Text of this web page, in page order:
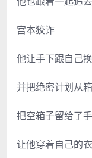
宫本狡诈
他让手下跟自己
并把绝密计划从
把空箱子留给了
让他穿着自己的